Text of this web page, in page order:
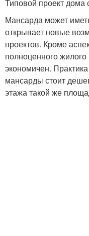
Типовой проект дома
Мансарда может
открывает новые
проектов. Кроме
полноценного
экономичен.
мансарды стоит
этажа такой же